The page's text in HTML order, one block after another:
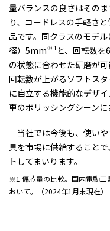
量バランスの良さはその
り、コードレスの手軽さ
品です。同クラスのモデ
径）5mm※1と、回転数を
の状態に合わせた研磨が
回転数が上がるソフトス
に自立する機能的なデザ
車のポリッシングシーンに
当社では今後も、使い
具を市場に供給すること
トしてまいります。
※1 偏芯量の比較。国内電動工
おいて。（2024年1月末現在）